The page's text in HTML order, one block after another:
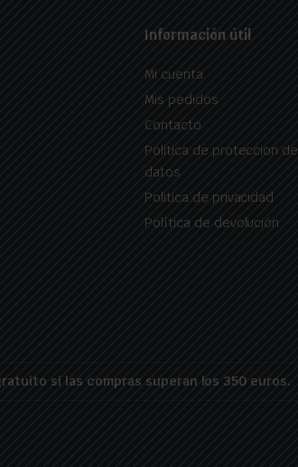
Información útil
Mi cuenta
Mis pedidos
Contacto
Politica de proteccion de
datos
Politica de privacidad
Política de devolución
si las compras superan los 350 euros.